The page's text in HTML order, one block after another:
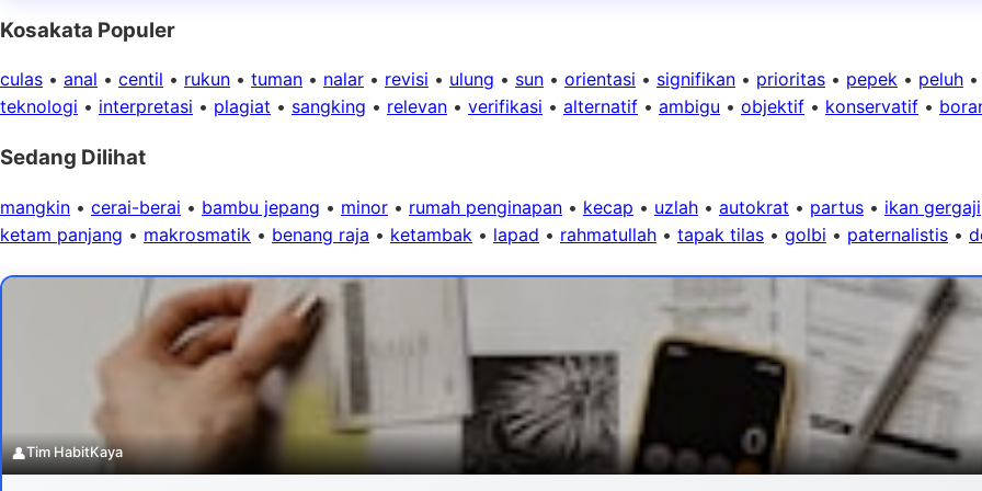
Kosakata Populer
culas • anal • centil • rukun • tuman • nalar • revisi • ulung • sun • orientasi • signifikan • prioritas • pepek • peluh •
teknologi • interpretasi • plagiat • sangking • relevan • verifikasi • alternatif • ambigu • objektif • konservatif •
Sedang Dilihat
mangkin • cerai-berai • bambu jepang • minor • rumah penginapan • kecap • uzlah • autokrat • partus • ikan gergaji
ketam panjang • makrosmatik • benang raja • ketambak • lapad • rahmatullah • tapak tilas • golbi • paternalistis •
👤Tim HabitKaya